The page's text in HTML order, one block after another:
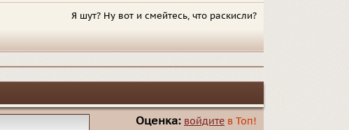
Я шут? Ну вот и смейтесь, что раскисли?
Оценка: войдите в Топ!